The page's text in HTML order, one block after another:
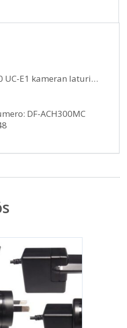
UC-E1 kameran laturi…
DF-ACH300MC